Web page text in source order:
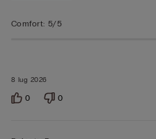
8 lug 2026
Comfort: 5/5
0 0